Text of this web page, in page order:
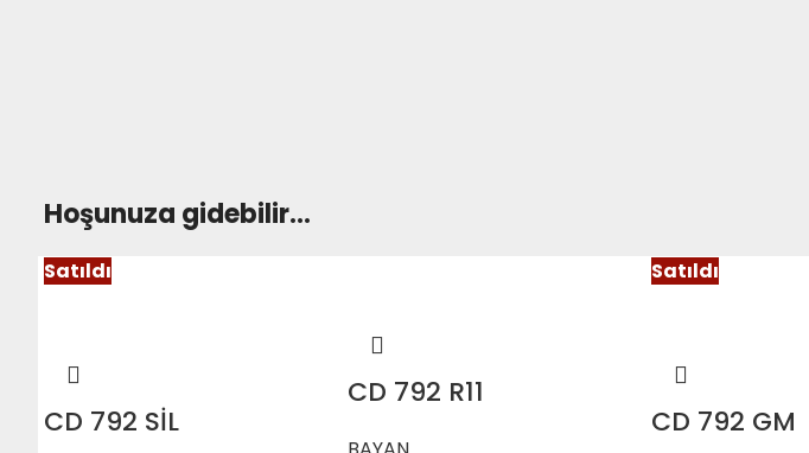
Hoşunuza gidebilir…
Satıldı
CD 792 SİL
CD 792 R11
Satıldı
CD 792 GM